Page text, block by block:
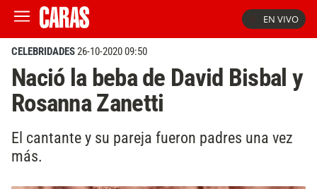
EN VIVO
CELEBRIDADES26-10-2020 09:50
Nació la beba de David Bisbal y
Rosanna Zanetti
El cantante y su pareja fueron padres una vez
más.